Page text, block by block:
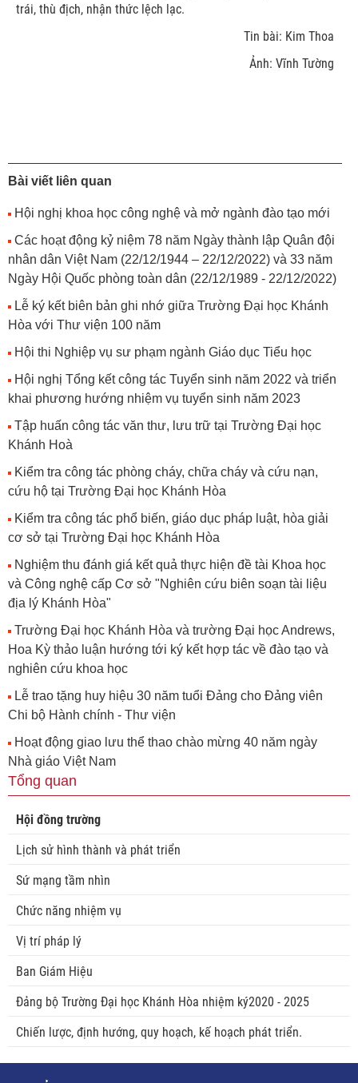
trái, thù địch, nhận thức lệch lạc.
Tin bài: Kim Thoa
Ảnh: Vĩnh Tường
Bài viết liên quan
Hội nghị khoa học công nghệ và mở ngành đào tạo mới
Các hoạt động kỷ niệm 78 năm Ngày thành lập Quân đội
nhân dân Việt Nam (22/12/1944 – 22/12/2022) và 33 năm
Ngày Hội Quốc phòng toàn dân (22/12/1989 - 22/12/2022)
Lễ ký kết biên bản ghi nhớ giữa Trường Đại học Khánh
Hòa với Thư viện 100 năm
Hội thi Nghiệp vụ sư phạm ngành Giáo dục Tiểu học
Hội nghị Tổng kết công tác Tuyển sinh năm 2022 và triển
khai phương hướng nhiệm vụ tuyển sinh năm 2023
Tập huấn công tác văn thư, lưu trữ tại Trường Đại học
Khánh Hoà
Kiểm tra công tác phòng cháy, chữa cháy và cứu nạn,
cứu hộ tại Trường Đại học Khánh Hòa
Kiểm tra công tác phổ biến, giáo dục pháp luật, hòa giải
cơ sở tại Trường Đại học Khánh Hòa
Nghiệm thu đánh giá kết quả thực hiện đề tài Khoa học
và Công nghệ cấp Cơ sở "Nghiên cứu biên soạn tài liệu
địa lý Khánh Hòa"
Trường Đại học Khánh Hòa và trường Đại học Andrews,
Hoa Kỳ thảo luận hướng tới ký kết hợp tác về đào tạo và
nghiên cứu khoa học
Lễ trao tặng huy hiệu 30 năm tuổi Đảng cho Đảng viên
Chi bộ Hành chính - Thư viện
Hoạt động giao lưu thể thao chào mừng 40 năm ngày
Nhà giáo Việt Nam
Tổng quan
Hội đồng trường
Lịch sử hình thành và phát triển
Sứ mạng tầm nhìn
Chức năng nhiệm vụ
Vị trí pháp lý
Ban Giám Hiệu
Đảng bộ Trường Đại học Khánh Hòa nhiệm ký2020 - 2025
Chiến lược, định hướng, quy hoạch, kế hoạch phát triển.